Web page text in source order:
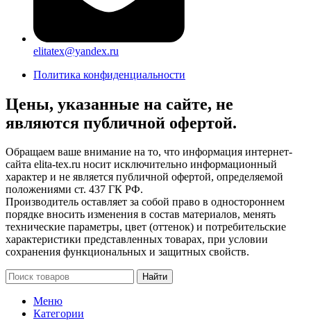
elitatex@yandex.ru
Политика конфиденциальности
Цены, указанные на сайте, не
являются публичной офертой.
Обращаем ваше внимание на то, что информация интернет-
сайта elita-tex.ru носит исключительно информационный
характер и не является публичной офертой, определяемой
положениями ст. 437 ГК РФ.
Производитель оставляет за собой право в одностороннем
порядке вносить изменения в состав материалов, менять
технические параметры, цвет (оттенок) и потребительские
характеристики представленных товарах, при условии
сохранения функциональных и защитных свойств.
Найти
Меню
Категории